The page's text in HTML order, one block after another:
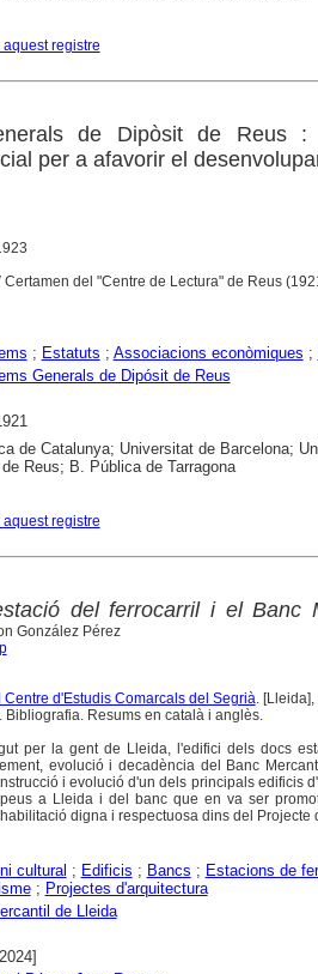
registre
de Dipòsit de Reus
per a afavorir el
del "Centre de Lectura" de Reus
; Estatuts ; Associacions econòmiques ;
Generals de Dipósit de Reus
de Catalunya; Universitat de Barcelona;
de Reus; B. Pública de Tarragona
registre
del ferrocarril i el Banc
González Pérez
d'Estudis Comarcals del Segrià. [Lleida],
Bibliografia. Resums en català i anglès.
per la gent de Lleida, l'edifici dels docs
evolució i decadència del Banc
i evolució d'un dels principals edificis
a Lleida i del banc que en va ser
digna i respectuosa dins del Projecte
cultural ; Edificis ; Bancs ; Estacions de
; Projectes d'arquitectura
de Lleida